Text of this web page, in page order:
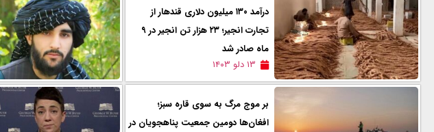
درآمد ۱۳۰ میلیون دلاری قندهار از
تجارت انجیر؛ ۲۳ هزار تن انجیر در ۹
ماه صادر شد
۱۳ دلو ۱۴۰۳
بر موج مرگ به سوی قاره سبز؛
افغان‌ها دومین جمعیت پناهجویان در